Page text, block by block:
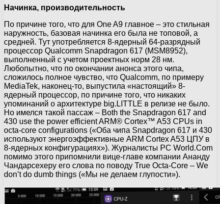
Начинка, производительность
По причине того, что для One A9 главное – это стильная
наружность, базовая начинка его была не топовой, а
средней. Тут употребляется 8-ядерный 64-разрядный
процессор Qualcomm Snapdragon 617 (MSM8952),
выполненный с учетом проектных норм 28 нм.
Любопытно, что по окончании анонса этого чипа,
сложилось полное чувство, что Qualcomm, по примеру
MediaTek, наконец-то, выпустила «настоящий» 8-
ядерный процессор, по причине того, что никаких
упоминаний о архитектуре big.LITTLE в релизе не было.
Но имелся такой пассаж – Both the Snapdragon 617 and
430 use the power efficient ARM® Cortex™ A53 CPUs in
octa-core configurations («Оба чипа Snapdragon 617 и 430
используют энергоэффективные ARM Cortex A53 ЦПУ в
8-ядерных конфигурациях»). Журналисты PC World.Com
помимо этого припомнили вице-главе компании Ананду
Чандарсехеру его слова по поводу True Octa-Core – We
don’t do dumb things («Мы не делаем глупости»).